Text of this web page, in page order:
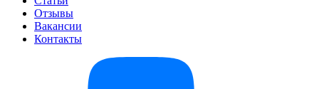
Отзывы
Вакансии
Контакты